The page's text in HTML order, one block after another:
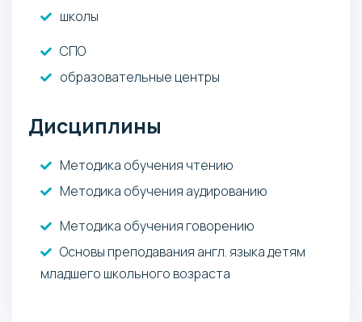
школы
СПО
образовательные центры
Дисциплины
Методика обучения чтению
Методика обучения аудированию
Методика обучения говорению
Основы преподавания англ. языка детям
младшего школьного возраста